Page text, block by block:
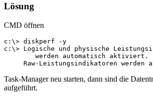
Lösung
CMD öffnen
c:\> diskperf -y
c:\> Logische und physische
        werden automatisch aktiviert.
Raw-Leistungsindikatoren werden
Task-Manager neu starten, dann sind die
aufgeführt.